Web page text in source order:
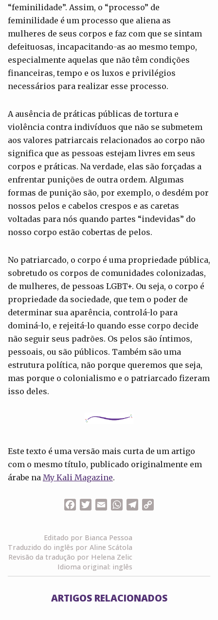
“feminilidade”. Assim, o “processo” de
feminilidade é um processo que aliena as
mulheres de seus corpos e faz com que se sintam
defeituosas, incapacitando-as ao mesmo tempo,
especialmente aquelas que não têm condições
financeiras, tempo e os luxos e privilégios
necessários para realizar esse processo.
A ausência de práticas públicas de tortura e
violência contra indivíduos que não se submetem
aos valores patriarcais relacionados ao corpo não
significa que as pessoas estejam livres em seus
corpos e práticas. Na verdade, elas são forçadas a
enfrentar punições de outra ordem. Algumas
formas de punição são, por exemplo, o desdém por
nossos pelos e cabelos crespos e as caretas
voltadas para nós quando partes “indevidas” do
nosso corpo estão cobertas de pelos.
No patriarcado, o corpo é uma propriedade pública,
sobretudo os corpos de comunidades colonizadas,
de mulheres, de pessoas LGBT+. Ou seja, o corpo é
propriedade da sociedade, que tem o poder de
determinar sua aparência, controlá-lo para
dominá-lo, e rejeitá-lo quando esse corpo decide
não seguir seus padrões. Os pelos são íntimos,
pessoais, ou são públicos. Também são uma
estrutura política, não porque queremos que seja,
mas porque o colonialismo e o patriarcado fizeram
isso deles.
Este texto é uma versão mais curta de um artigo
com o mesmo título, publicado originalmente em
árabe na My Kali Magazine.
FacebookTwitterEmailWhatsApp
Telegram
Editado por Bianca Pessoa
Traduzido do inglês por Aline Scátola
Revisão da tradução por Helena Zelic
Idioma original: inglês
ARTIGOS RELACIONADOS